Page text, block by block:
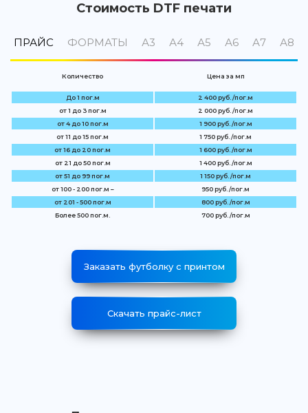
Стоимость DTF печати
ПРАЙС ФОРМАТЫ А3 А4 А5 А6 А7 А8
Количество Цена за мп
До 1 пог.м
2 400 руб. /пог.м
от 1 до 3 пог.м
2 000 руб. /пог.м
от 4 до 10 пог.м
1 900 руб. /пог.м
от 11 до 15 пог.м
1 750 руб. /пог.м
от 16 до 20 пог.м
1 600 руб. /пог.м
от 21 до 50 пог.м
1 400 руб. /пог.м
от 51 до 99 пог.м
1 150 руб. /пог.м
от 100 - 200 пог.м –
950 руб. /пог.м
от 201 - 500 пог.м
800 руб. /пог.м
Более 500 пог.м.
700 руб. /пог.м
Заказать футболку с принтом
Скачать прайс-лист